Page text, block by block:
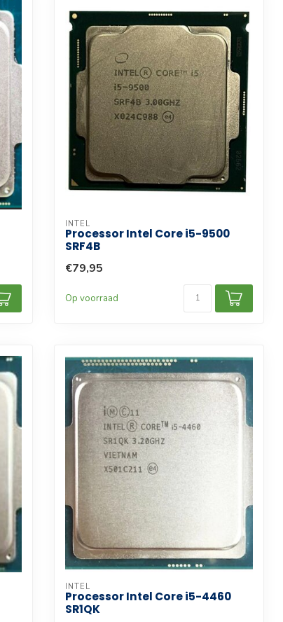
INTEL
Processor Intel Core i5-9500
SRF4B
€79,95
Op voorraad
INTEL
Processor Intel Core i5-4460
SR1QK